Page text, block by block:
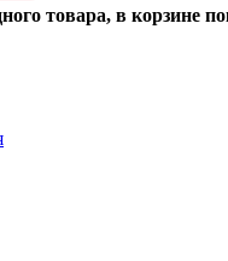
товара, в корзине